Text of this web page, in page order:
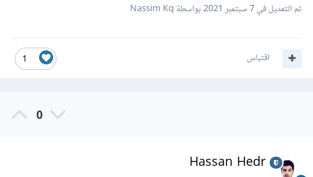
تم التعديل في7 سبتمبر 2021 بواسطة Nassim Kq
1 اقتباس
0
Hassan Hedr